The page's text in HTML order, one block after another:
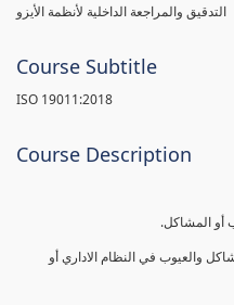
التدقيق والمراجعة الداخلية لأنظمة الأيزو
Course Subtitle
ISO 19011:2018
Course Description
أو المشاكل.
والعيوب في النظام الاداري أو